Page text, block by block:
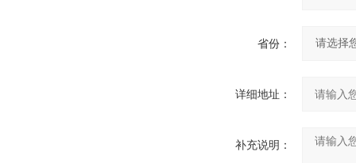
省份：
详细地址：
补充说明：